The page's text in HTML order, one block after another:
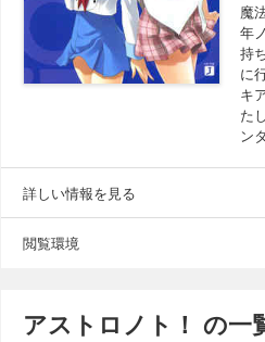
魔
年
持
に
キ
た
ン
詳しい情報を見る
閲覧環境
アストロノト！ の一